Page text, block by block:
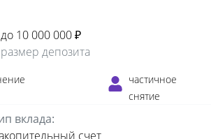
до 10 000 000 ₽
размер депозита
частичное
снятие
вклада:
счет